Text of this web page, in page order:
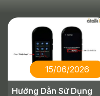
15/06/2026
Hướng Dẫn Sử Dụng